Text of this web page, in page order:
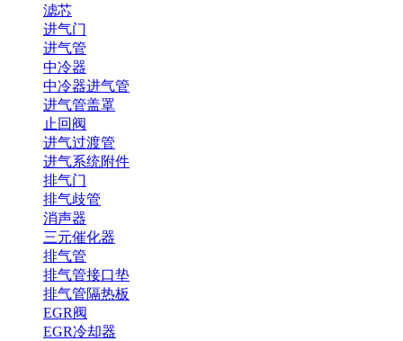
滤芯
进气门
进气管
中冷器
中冷器进气管
进气管盖罩
止回阀
进气过渡管
进气系统附件
排气门
排气歧管
消声器
三元催化器
排气管
排气管接口垫
排气管隔热板
EGR阀
EGR冷却器